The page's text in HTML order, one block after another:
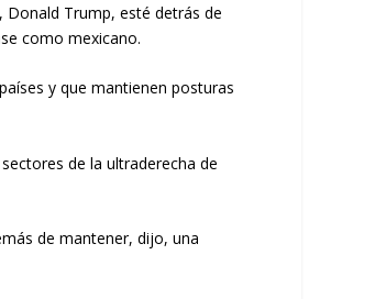
Donald Trump, esté detrás de
como mexicano.
y que mantienen posturas
de la ultraderecha de
de mantener, dijo, una